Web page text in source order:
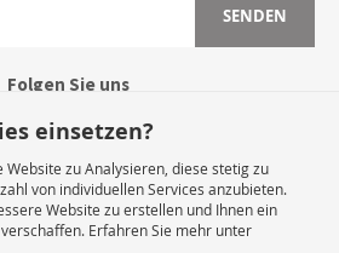
SENDEN
Folgen Sie uns
Widerruf Starten
einsetzen?
Website zu Analysieren, diese stetig zu
von individuellen Services anzubieten.
Website zu erstellen und Ihnen ein
Erfahren Sie mehr unter